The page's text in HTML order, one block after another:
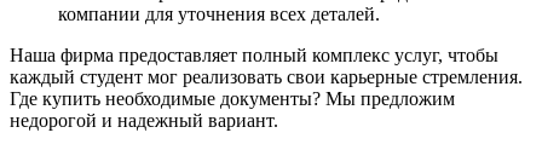
компании для уточнения всех деталей.
Наша фирма предоставляет полный комплекс услуг, чтобы
каждый студент мог реализовать свои карьерные стремления.
Где купить необходимые документы? Мы предложим
недорогой и надежный вариант.